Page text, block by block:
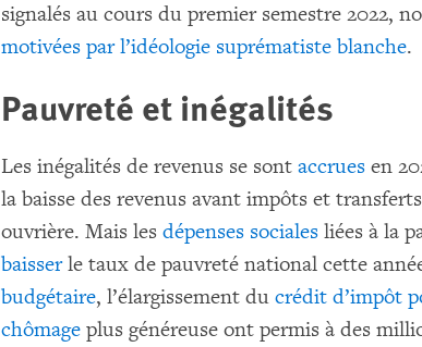
signalés au cours du premier semestre 2022,
motivées par l’idéologie suprématiste blanche.
Pauvreté et inégalités
Les inégalités de revenus se sontaccrues en
la baisse des revenus avant impôts et
ouvrière. Mais lesdépenses sociales liées à la
baisserle taux de pauvreté national cette
budgétaire, l’élargissement ducrédit d’impôt
chômage plus généreuse ont permis à des